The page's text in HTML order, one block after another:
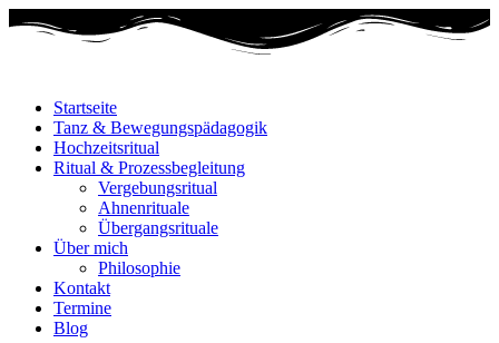
Startseite
Tanz & Bewegungspädagogik
Hochzeitsritual
Ritual & Prozessbegleitung
Vergebungsritual
Ahnenrituale
Übergangsrituale
Über mich
Philosophie
Kontakt
Termine
Blog